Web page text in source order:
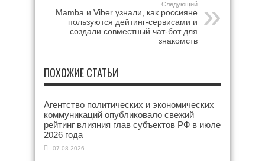
Следующий
Mamba и Viber узнали, как россияне
пользуются дейтинг-сервисами и
создали совместный чат-бот для
знакомств
ПОХОЖИЕ СТАТЬИ
Агентство политических и экономических
коммуникаций опубликовало свежий
рейтинг влияния глав субъектов РФ в июле
2026 года
07.08.2026